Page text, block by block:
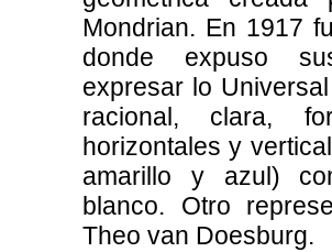
Mondrian. En 1917
donde expuso
expresar lo
racional, clara,
horizontales y
amarillo y azul)
blanco. Otro
Theo van Doesburg.